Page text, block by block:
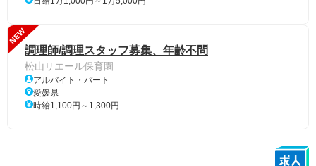
NEW
調理師/調理スタッフ募集、年齢不問
松山リエール保育園
アルバイト・パート
愛媛県
時給1,100円～1,300円